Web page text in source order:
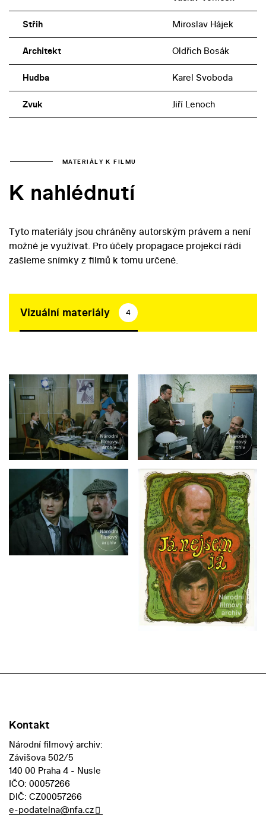
Střih Miroslav Hájek
Architekt Oldřich Bosák
Hudba Karel Svoboda
Zvuk Jiří Lenoch
MATERIÁLY K FILMU
K nahlédnutí
Tyto materiály jsou chráněny autorským právem a není
možné je využívat. Pro účely propagace projekcí rádi
zašleme snímky z filmů k tomu určené.
Vizuální materiály 4
Kontakt
Národní filmový archiv:
Závišova 502/5
140 00 Praha 4 - Nusle
IČO: 00057266
DIČ: CZ00057266
e-podatelna@nfa.cz